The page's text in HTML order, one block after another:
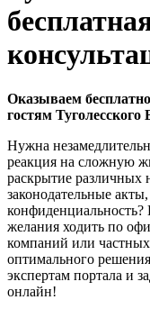
Оказываем
гостям
Нужна
реакция на сложную
раскрытие различных
законодательные
желания ходить по
компаний или
оптимального
экспертам портала и
онлайн!